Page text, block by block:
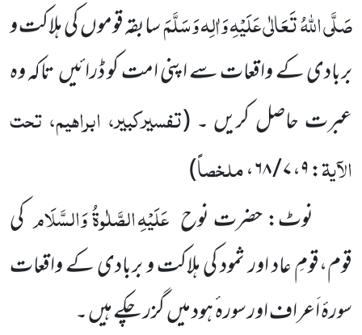
صَلَّی اللّٰہُ تَعَالٰی عَلَیْہِ وَاٰلِہ وَسَلَّمَسابقہ قوموں کی ہلاکت و
بربادی کے واقعات سے اپنی امت کو ڈرائیں تاکہ وہ
عبرت حاصل کریں ۔ (تفسیرکبیر، ابراہیم، تحت
الآیۃ:۹،۷ / ۶۸ ،ملخصاً)
نوٹ: حضرت نوحعَلَیْہِ الصَّلٰوۃُ وَالسَّلَامکی
قوم،قومِ عاد اور ثمود کی ہلاکت و بربادی کے واقعات
سورۂ اَعراف اور سورہ ٔ ہود میں گزر چکے ہیں ۔